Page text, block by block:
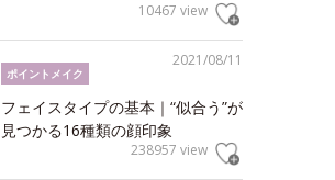
10467 view
2021/08/11
ポイントメイク
フェイスタイプの基本｜“似合う”が
見つかる16種類の顔印象
238957 view